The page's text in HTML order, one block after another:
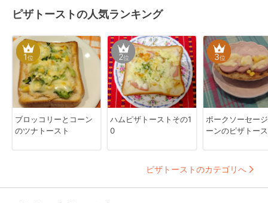
ピザトーストの人気ランキング
1位
ブロッコリーとコーン
のツナトースト
2位
ハムピザトーストその1
0
3位
ポークソーセー
ーンのピザトー
ピザトーストのカテゴリへ